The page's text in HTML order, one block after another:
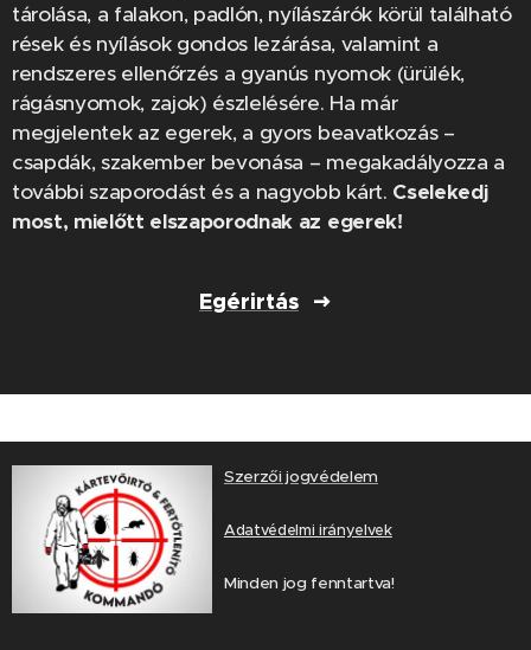
tárolása, a falakon, padlón, nyílászárók körül található
rések és nyílások gondos lezárása, valamint a
rendszeres ellenőrzés a gyanús nyomok (ürülék,
rágásnyomok, zajok) észlelésére. Ha már
megjelentek az egerek, a gyors beavatkozás –
csapdák, szakember bevonása – megakadályozza a
további szaporodást és a nagyobb kárt. Cselekedj
most, mielőtt elszaporodnak az egerek!
Egérirtás
Szerzői jogvédelem
Adatvédelmi irányelvek
Minden jog fenntartva!